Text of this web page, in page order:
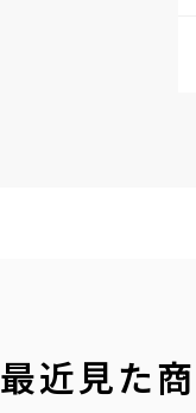
最近見た